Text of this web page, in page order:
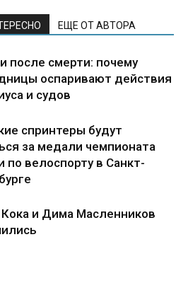
ЕЩЕ ОТ АВТОРА
после смерти: почему
оспаривают действия
и судов
спринтеры будут
за медали чемпионата
по велоспорту в Санкт-
и Дима Масленников